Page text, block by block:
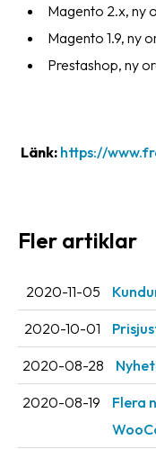
oss
Villkor
Integritet
farligt
Magento 2.x, ny
Magento 1.9, ny
Prestashop, ny
Länk: https://
Fler artiklar
2020-11-05
2020-10-01
2020-08-28
2020-08-19
Flera